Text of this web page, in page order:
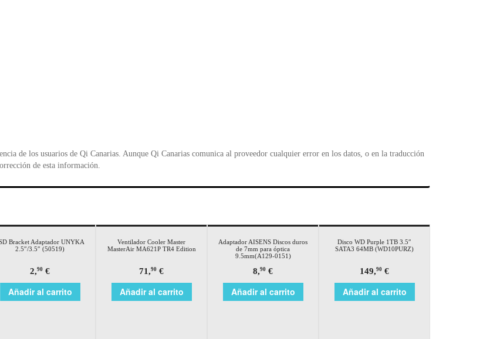
de los usuarios de Qi Canarias. Aunque Qi Canarias comunica al proveedor cualquier error en los datos, o en la traducción
de esta información.
Bracket Adaptador UNYKA
2.5″/3.5″ (50519)
2,90 €
Añadir al carrito
Ventilador Cooler Master
MasterAir MA621P TR4 Edition
71,90 €
Añadir al carrito
Adaptador AISENS Discos duros
de 7mm para óptica
9.5mm(A129-0151)
8,90 €
Añadir al carrito
Disco WD Purple 1TB 3.5″
SATA3 64MB (WD10PURZ)
149,90 €
Añadir al carrito